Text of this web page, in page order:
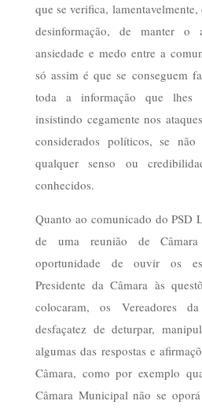
que se verifica,
desinformação, de manter
ansiedade e medo entre a
só assim é que se conseguem
toda a informação que lhes
insistindo cegamente nos
considerados políticos, se não
qualquer senso ou
conhecidos.
Quanto ao comunicado do PSD
de uma reunião de
oportunidade de ouvir os
Presidente da Câmara às
colocaram, os Vereadores
desfaçatez de deturpar,
algumas das respostas e
Câmara, como por exemplo
Câmara Municipal não se